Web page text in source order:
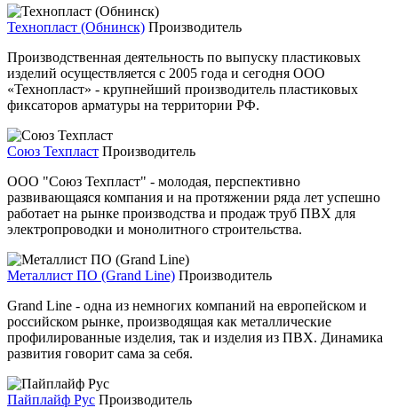
Технопласт (Обнинск) Производитель
Производственная деятельность по выпуску пластиковых
изделий осуществляется с 2005 года и сегодня ООО
«Технопласт» - крупнейший производитель пластиковых
фиксаторов арматуры на территории РФ.
Союз Техпласт Производитель
ООО "Союз Техпласт" - молодая, перспективно
развивающаяся компания и на протяжении ряда лет успешно
работает на рынке производства и продаж труб ПВХ для
электропроводки и монолитного строительства.
Металлист ПО (Grand Line) Производитель
Grand Line - одна из немногих компаний на европейском и
российском рынке, производящая как металлические
профилированные изделия, так и изделия из ПВХ. Динамика
развития говорит сама за себя.
Пайплайф Рус Производитель